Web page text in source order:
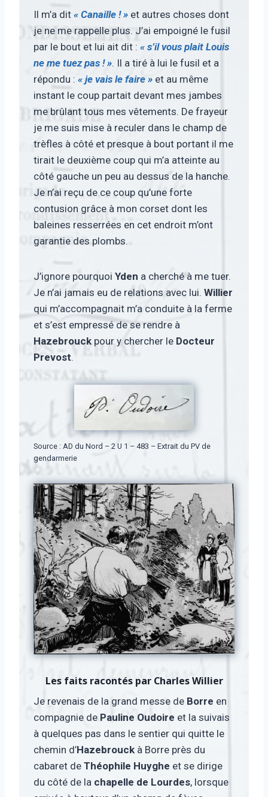
Il m’a dit « Canaille ! » et autres choses dont
je ne me rappelle plus. J’ai empoigné le fusil
par le bout et lui ait dit : « s’il vous plait Louis
ne me tuez pas ! ». Il a tiré à lui le fusil et a
répondu : « je vais le faire » et au même
instant le coup partait devant mes jambes
me brûlant tous mes vêtements. De frayeur
je me suis mise à reculer dans le champ de
trèfles à côté et presque à bout portant il me
tirait le deuxième coup qui m’a atteinte au
côté gauche un peu au dessus de la hanche.
Je n’ai reçu de ce coup qu’une forte
contusion grâce à mon corset dont les
baleines resserrées en cet endroit m’ont
garantie des plombs.
J’ignore pourquoi Yden a cherché à me tuer.
Je n’ai jamais eu de relations avec lui. Willier
qui m’accompagnait m’a conduite à la ferme
et s’est empressé de se rendre à
Hazebrouck pour y chercher le Docteur
Prevost.
Source : AD du Nord – 2 U 1 – 483 – Extrait du PV de
gendarmerie
Les faits racontés par Charles Willier
Je revenais de la grand messe de Borre en
compagnie de Pauline Oudoire et la suivais
à quelques pas dans le sentier qui quitte le
chemin d’Hazebrouck à Borre près du
cabaret de Théophile Huyghe et se dirige
du côté de la chapelle de Lourdes, lorsque